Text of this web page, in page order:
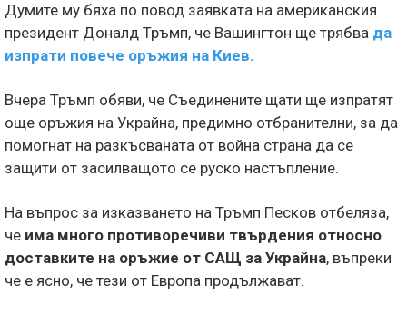
Думите му бяха по повод заявката на американския
президент Доналд Тръмп, че Вашингтон ще трябва да
изпрати повече оръжия на Киев.
Вчера Тръмп обяви, че Съединените щати ще изпратят
още оръжия на Украйна, предимно отбранителни, за да
помогнат на разкъсваната от война страна да се
защити от засилващото се руско настъпление.
На въпрос за изказването на Тръмп Песков отбеляза,
че има много противоречиви твърдения относно
доставките на оръжие от САЩ за Украйна, въпреки
че е ясно, че тези от Европа продължават.